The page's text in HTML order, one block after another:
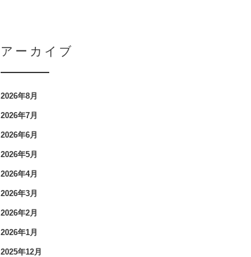
アーカイブ
2026年8月
2026年7月
2026年6月
2026年5月
2026年4月
2026年3月
2026年2月
2026年1月
2025年12月